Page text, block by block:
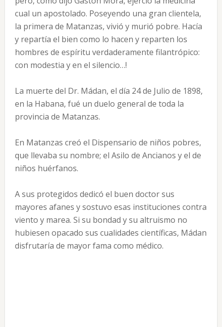
cual un apostolado. Poseyendo una gran clientela,
la primera de Matanzas, vivió y murió pobre. Hacía
y repartía el bien como lo hacen y reparten los
hombres de espíritu verdaderamente filantrópico:
con modestia y en el silencio…!
La muerte del Dr. Mádan, el día 24 de Julio de 1898,
en la Habana, fué un duelo general de toda la
provincia de Matanzas.
En Matanzas creó el Dispensario de niños pobres,
que llevaba su nombre; el Asilo de Ancianos y el de
niños huérfanos.
A sus protegidos dedicó el buen doctor sus
mayores afanes y sostuvo esas instituciones contra
viento y marea. Si su bondad y su altruismo no
hubiesen opacado sus cualidades científicas, Mádan
disfrutaría de mayor fama como médico.